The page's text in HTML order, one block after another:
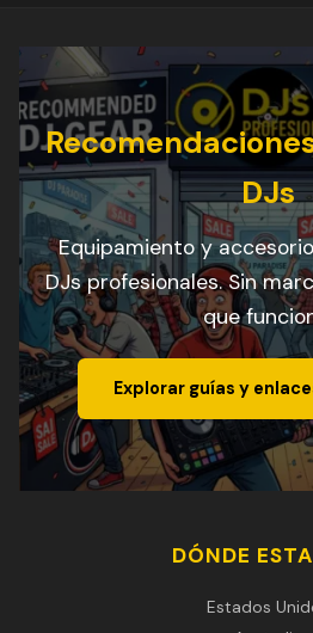
DJs
Equipamiento y
DJs profesionales. Sin
que
Explorar guías y
DÓNDE
Estados